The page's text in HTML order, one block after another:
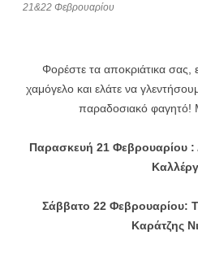
21&22 Φεβρουαρίου
Φορέστε τα αποκριάτικα σας,
χαμόγελο και ελάτε να
παραδοσιακό φαγητό!
Παρασκευή 21 Φεβρουαρίου
Σάββατο 22 Φεβρουαρίου:
Καράτζης